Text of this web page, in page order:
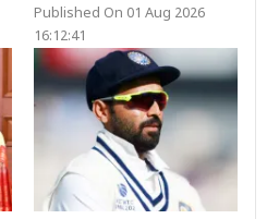
Published On 01 Aug 2026
16:12:41